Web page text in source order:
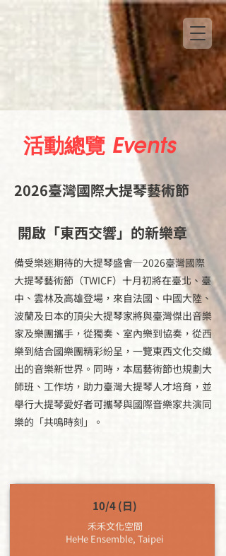
活動總覽 Events
2026臺灣國際大提琴藝術節
開啟「東西交響」的新樂章
備受樂迷期待的大提琴盛會─2026臺灣國際
大提琴藝術節（TWICF）十月初將在臺北、臺
中、雲林及高雄登場，來自法國、中國大陸、
波蘭及日本的頂尖大提琴家將與臺灣傑出音樂
家及樂團攜手，從獨奏、室內樂到協奏，從西
樂到結合國樂團精彩紛呈，一覽東西文化交織
出的音樂新世界。同時，本屆藝術節也規劃大
師班、工作坊，助力臺灣大提琴人才培育，並
舉行大提琴愛好者可攜琴與國際音樂家共演同
樂的「共鳴時刻」。
10/4 (日)
禾禾文化空間
HeHe Ensemble, Taipei